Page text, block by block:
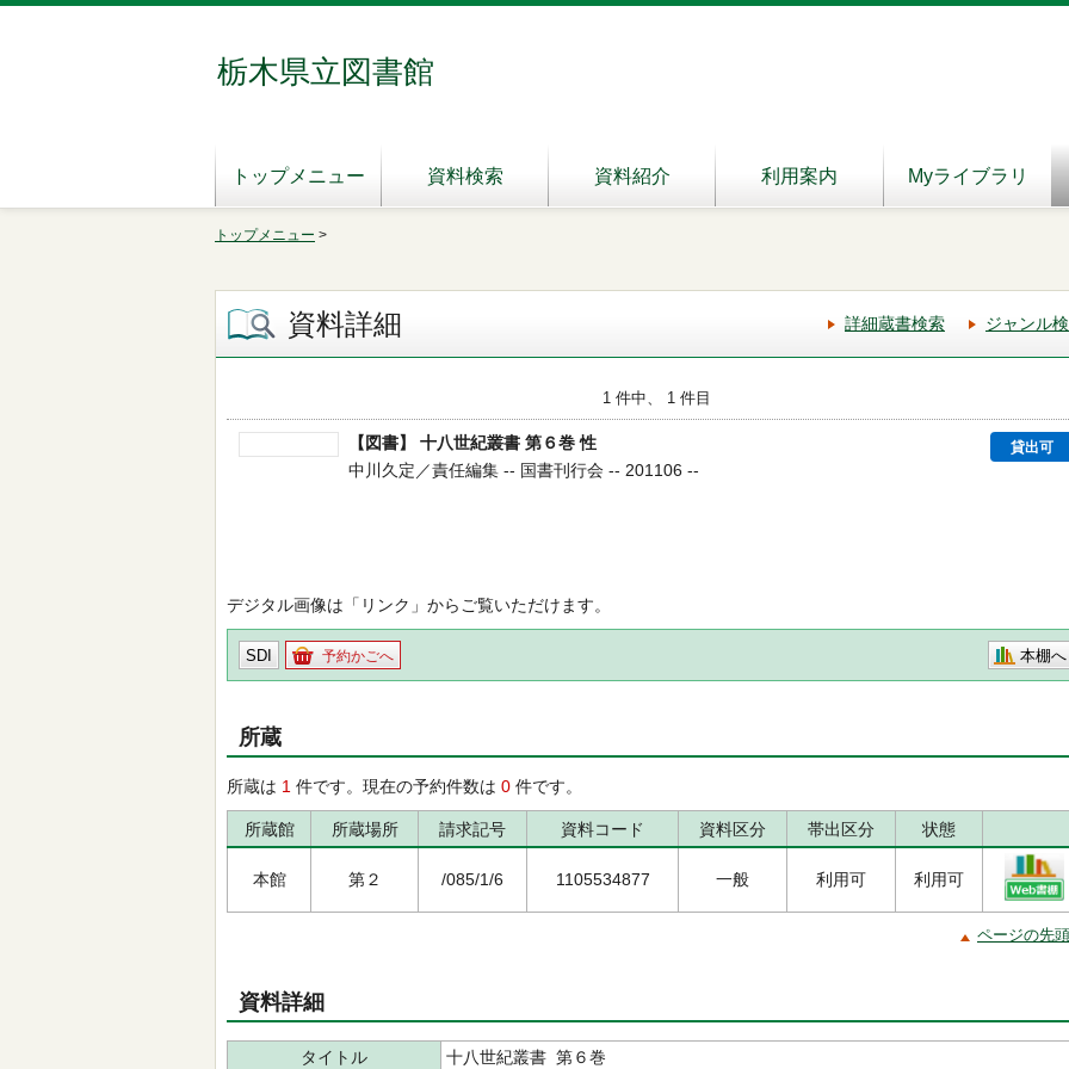
栃木県立図書館
トップメニュー 資料検索 資料紹介 利用案内 Myライブラリ
トップメニュー >
資料詳細 詳細蔵書検索 ジャンル
1 件中、 1 件目
【図書】 十八世紀叢書 第６巻 性 貸出可
中川久定／責任編集 -- 国書刊行会 -- 201106 --
デジタル画像は「リンク」からご覧いただけます。
SDI 予約かごへ 本棚へ
所蔵
所蔵は 1 件です。現在の予約件数は 0 件です。
所蔵館 所蔵場所 請求記号 資料コード 資料区分 帯出区分 状態
本館 第２ /085/1/6 1105534877 一般 利用可 利用可
ページの先
資料詳細
タイトル 十八世紀叢書 第６巻